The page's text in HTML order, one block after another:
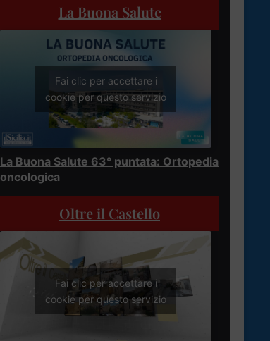
La Buona Salute
Fai clic per accettare i
cookie per questo servizio
La Buona Salute 63° puntata: Ortopedia
oncologica
Oltre il Castello
Fai clic per accettare i
cookie per questo servizio